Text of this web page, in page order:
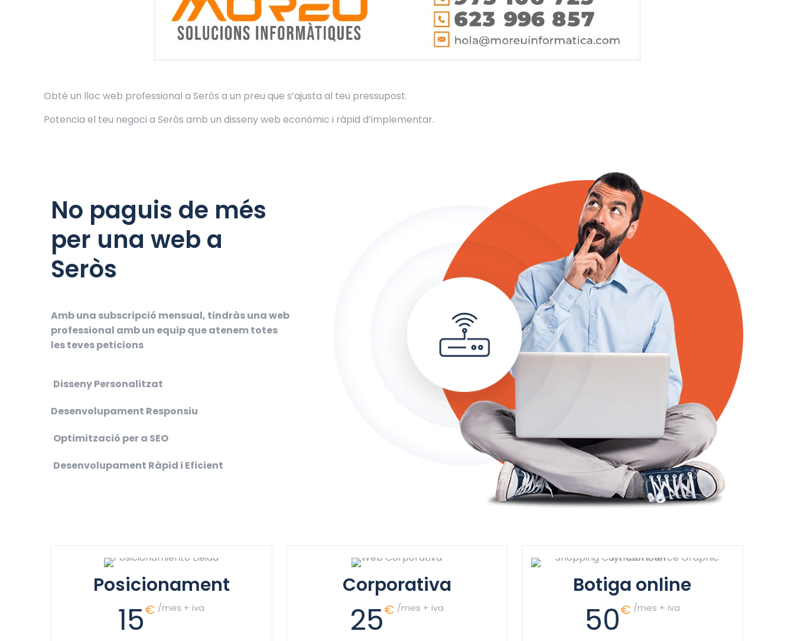
Obté un lloc web professional a Seròs a un preu que s’ajusta al teu pressupost.
Potencia el teu negoci a Seròs amb un disseny web econòmic i ràpid d’implementar.
No paguis de més
per una web a
Seròs
Amb una subscripció mensual, tindràs una web
professional amb un equip que atenem totes
les teves peticions
Disseny Personalitzat
Desenvolupament Responsiu
Optimització per a SEO
Desenvolupament Ràpid i Eficient
Posicionament
15€ /mes + iva
Corporativa
25€ /mes + iva
Botiga online
50€ /mes + iva